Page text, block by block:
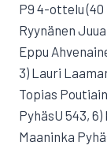
P9 4-ottelu (40
Ryynänen
Eppu
3) Lauri
Topias
PyhäsU 543,
Maaninka